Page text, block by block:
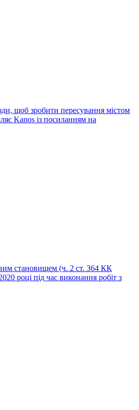
щоб зробити пересування містом
Kanos із посиланням на
становищем (ч. 2 ст. 364 КК
році під час виконання робіт з